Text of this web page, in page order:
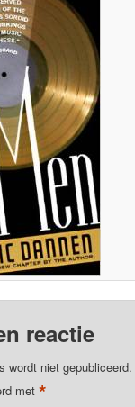
reactie
wordt niet gepubliceerd.
met*